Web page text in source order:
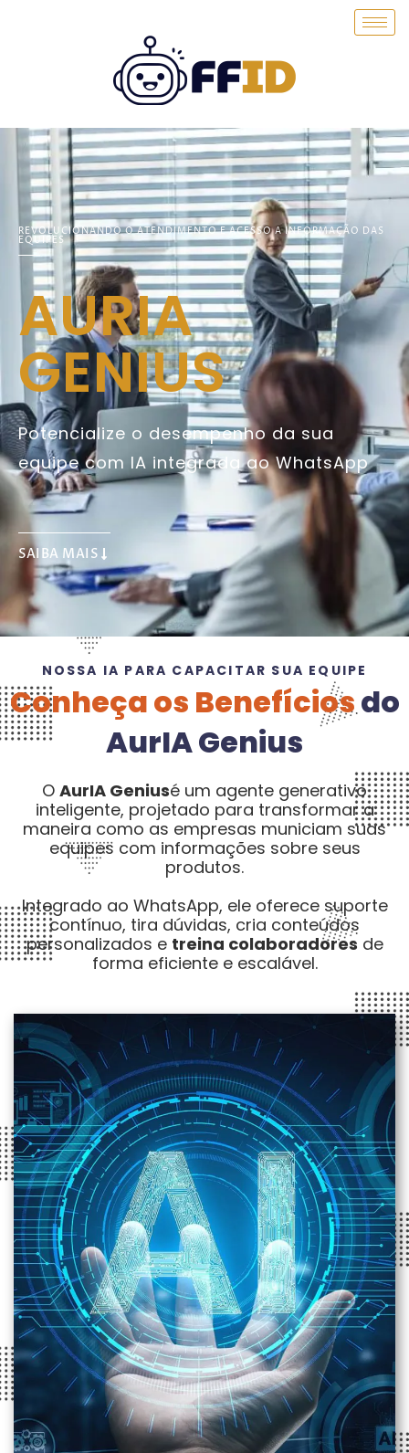
REVOLUCIONANDO O ATENDIMENTO E ACESSO A INFORMAÇÃO DAS
EQUIPES
AURIA
GENIUS
Potencialize o desempenho da sua
equipe com IA integrada ao WhatsApp
SAIBA MAIS
NOSSA IA PARA CAPACITAR SUA EQUIPE
Conheça os Benefíciosdo
AurIA Genius
O AurIA Geniusé um agente generativo
inteligente, projetado para transformar a
maneira como as empresas municiam suas
equipes com informações sobre seus
produtos.
Integrado ao WhatsApp, ele oferece suporte
contínuo, tira dúvidas, cria conteúdos
personalizados e treina colaboradores de
forma eficiente e escalável.